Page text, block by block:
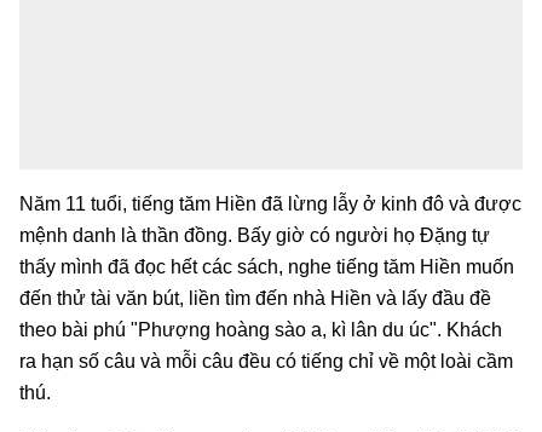
Năm 11 tuổi, tiếng tăm Hiền đã lừng lẫy ở kinh đô và được
mệnh danh là thần đồng. Bấy giờ có người họ Đặng tự
thấy mình đã đọc hết các sách, nghe tiếng tăm Hiền muốn
đến thử tài văn bút, liền tìm đến nhà Hiền và lấy đầu đề
theo bài phú "Phượng hoàng sào a, kì lân du úc". Khách
ra hạn số câu và mỗi câu đều có tiếng chỉ về một loài cầm
thú.